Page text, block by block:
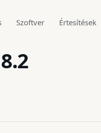
Szoftver Értesítések